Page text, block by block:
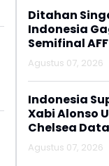
Ditahan
Indonesia
Semifinal
Agustus 07, 2026
Indonesia
Xabi Alonso
Chelsea
Agustus 07, 2026